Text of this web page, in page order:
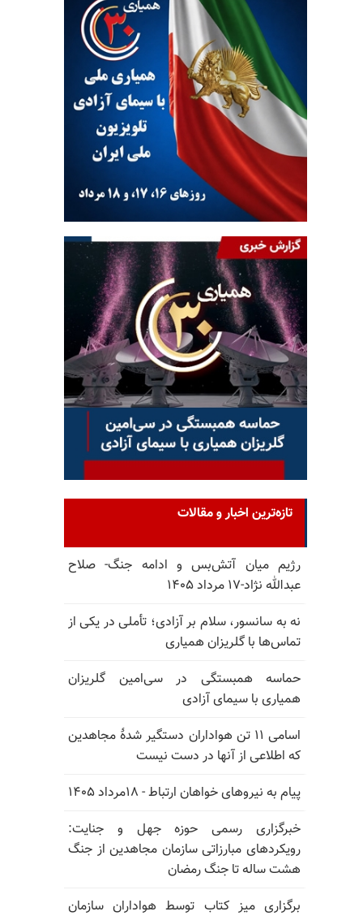
تازه‌ترین اخبار و مقالات
رژیم میان آتش‌بس و ادامه جنگ- صلاح
عبدالله نژاد-۱۷ مرداد ۱۴۰۵
نه به سانسور، سلام بر آزادی؛ تأملی در یکی از
تماس‌ها با گلریزان همیاری
حماسه همبستگی در سی‌امین گلریزان
همیاری با سیمای آزادی
اسامی ۱۱ تن هواداران دستگیر شدهٔ مجاهدین
که اطلاعی از آنها در دست نیست
پیام به نیروهای خواهان ارتباط - ۱۸مرداد ۱۴۰۵
خبرگزاری رسمی حوزه جهل و جنایت:
رویکردهای مبارزاتی سازمان مجاهدین از جنگ
هشت ساله تا جنگ رمضان
برگزاری میز کتاب توسط هواداران سازمان